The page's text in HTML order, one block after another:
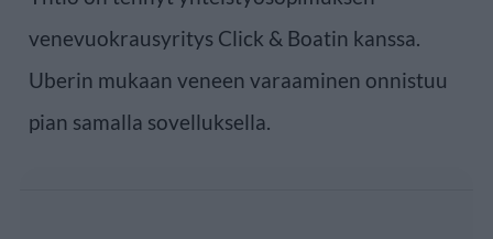
venevuokrausyritys Click & Boatin kanssa.
Uberin mukaan veneen varaaminen onnistuu
pian samalla sovelluksella.